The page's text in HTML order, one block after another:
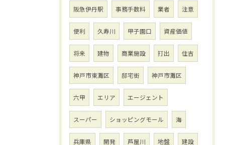
阪急伊丹駅 事務手数料 業者 注意
便利 久寿川 甲子園口 資産価値
将来 建物 商業施設 打出 住吉
神戸市東灘区 邸宅街 神戸市灘区
六甲 エリア エージェント
スーパー ショッピングモール 海
兵庫県 開発 芦屋川 地盤 建設